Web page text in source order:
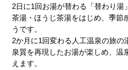
2日に1回お湯が替わる「替わり湯
茶湯・ほうじ茶湯をはじめ、季節
うです。
2か月に1回変わる人工温泉の旅の
泉質を再現したお湯が楽しめ、温
えます。